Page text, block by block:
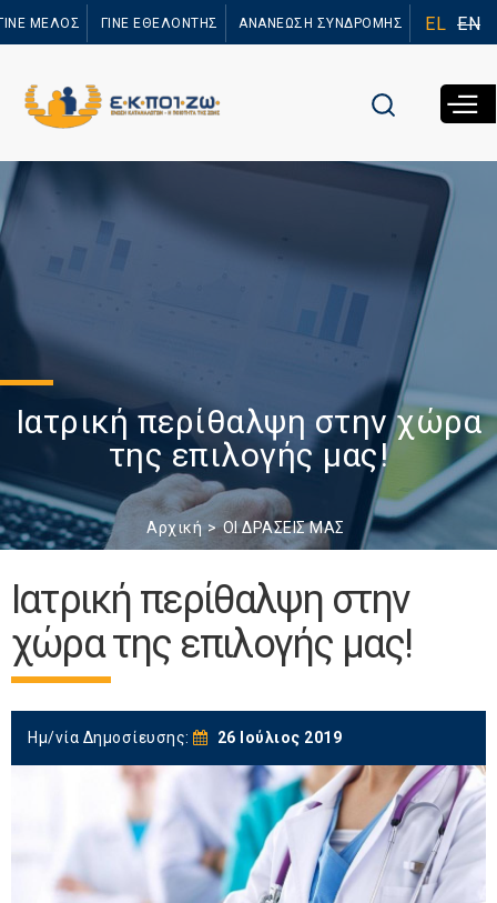
προς το
ΜΕΛΟΣ ΓΙΝΕ ΕΘΕΛΟΝΤΗΣ ΑΝΑΝΕΩΣΗ ΣΥΝΔΡΟΜΗΣ EL EN
Ιατρική περίθαλψη στην χώρα
της επιλογής μας!
Αρχική ΟΙ ΔΡΑΣΕΙΣ ΜΑΣ
Ιατρική περίθαλψη στην
χώρα της επιλογής μας!
Ημ/νία Δημοσίευσης: 26 Ιούλιος 2019